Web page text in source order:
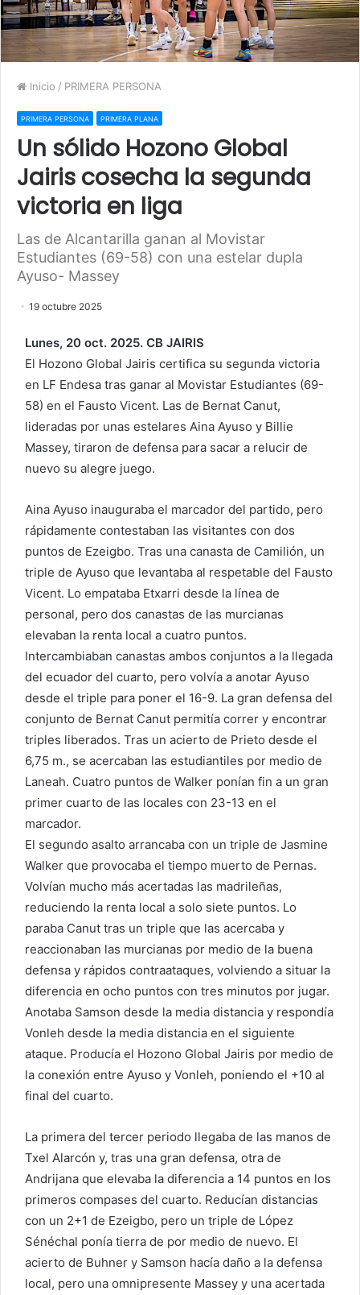
Inicio / PRIMERA PERSONA
PRIMERA PERSONA PRIMERA PLANA
Un sólido Hozono Global
Jairis cosecha la segunda
victoria en liga
Las de Alcantarilla ganan al Movistar
Estudiantes (69-58) con una estelar dupla
Ayuso- Massey
19 octubre 2025
Lunes, 20 oct. 2025. CB JAIRIS
El Hozono Global Jairis certifica su segunda victoria
en LF Endesa tras ganar al Movistar Estudiantes (69-
58) en el Fausto Vicent. Las de Bernat Canut,
lideradas por unas estelares Aina Ayuso y Billie
Massey, tiraron de defensa para sacar a relucir de
nuevo su alegre juego.
Aina Ayuso inauguraba el marcador del partido, pero
rápidamente contestaban las visitantes con dos
puntos de Ezeigbo. Tras una canasta de Camilión, un
triple de Ayuso que levantaba al respetable del Fausto
Vicent. Lo empataba Etxarri desde la línea de
personal, pero dos canastas de las murcianas
elevaban la renta local a cuatro puntos.
Intercambiaban canastas ambos conjuntos a la llegada
del ecuador del cuarto, pero volvía a anotar Ayuso
desde el triple para poner el 16-9. La gran defensa del
conjunto de Bernat Canut permitía correr y encontrar
triples liberados. Tras un acierto de Prieto desde el
6,75 m., se acercaban las estudiantiles por medio de
Laneah. Cuatro puntos de Walker ponían fin a un gran
primer cuarto de las locales con 23-13 en el
marcador.
El segundo asalto arrancaba con un triple de Jasmine
Walker que provocaba el tiempo muerto de Pernas.
Volvían mucho más acertadas las madrileñas,
reduciendo la renta local a solo siete puntos. Lo
paraba Canut tras un triple que las acercaba y
reaccionaban las murcianas por medio de la buena
defensa y rápidos contraataques, volviendo a situar la
diferencia en ocho puntos con tres minutos por jugar.
Anotaba Samson desde la media distancia y respondía
Vonleh desde la media distancia en el siguiente
ataque. Producía el Hozono Global Jairis por medio de
la conexión entre Ayuso y Vonleh, poniendo el +10 al
final del cuarto.
La primera del tercer periodo llegaba de las manos de
Txel Alarcón y, tras una gran defensa, otra de
Andrijana que elevaba la diferencia a 14 puntos en los
primeros compases del cuarto. Reducían distancias
con un 2+1 de Ezeigbo, pero un triple de López
Sénéchal ponía tierra de por medio de nuevo. El
acierto de Buhner y Samson hacía daño a la defensa
local, pero una omnipresente Massey y una acertada